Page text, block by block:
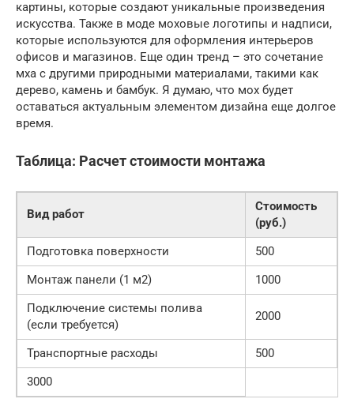
картины, которые создают уникальные произведения
искусства. Также в моде моховые логотипы и надписи,
которые используются для оформления интерьеров
офисов и магазинов. Еще один тренд – это сочетание
мха с другими природными материалами, такими как
дерево, камень и бамбук. Я думаю, что мох будет
оставаться актуальным элементом дизайна еще долгое
время.
Таблица: Расчет стоимости монтажа
Вид работ
Стоимость
(руб.)
Подготовка поверхности
500
Монтаж панели (1 м2)
1000
Подключение системы полива
(если требуется)
2000
Транспортные расходы
500
3000